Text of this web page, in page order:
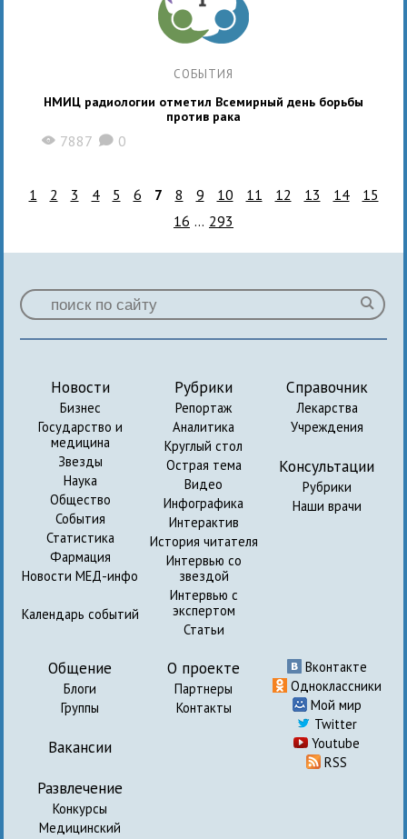
СОБЫТИЯ
НМИЦ радиологии отметил Всемирный день борьбы
против рака
X 7887 K 0
1 2 3 4 5 6 7 8 9 10 11 12 13 14
15
16 ... 293
Новости
Бизнес
Государство и
медицина
Звезды
Наука
Общество
События
Статистика
Фармация
Новости МЕД-инфо
Календарь событий
Рубрики
Репортаж
Аналитика
Круглый стол
Острая тема
Видео
Инфографика
Интерактив
История читателя
Интервью со
звездой
Интервью с
экспертом
Статьи
Справочник
Лекарства
Учреждения
Консультации
Рубрики
Наши врачи
Общение
Блоги
Группы
Вакансии
Развлечение
Конкурсы
Медицинский
О проекте
Партнеры
Контакты
Вконтакте
Одноклассники
Мой мир
Twitter
Youtube
RSS